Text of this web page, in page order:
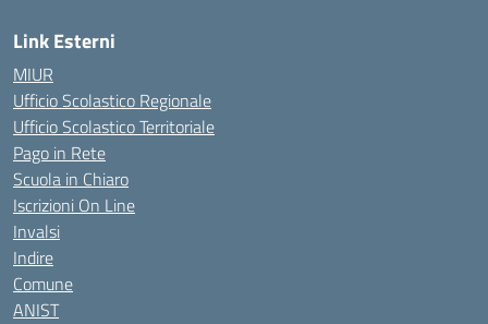
Link Esterni
MIUR
Ufficio Scolastico Regionale
Ufficio Scolastico Territoriale
Pago in Rete
Scuola in Chiaro
Iscrizioni On Line
Invalsi
Indire
Comune
ANIST